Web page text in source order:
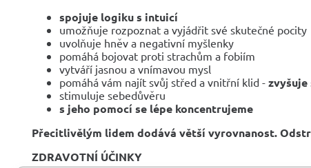
spojuje logiku s intuicí
umožňuje rozpoznat a vyjádřit své skutečné pocity
uvolňuje hněv a negativní myšlenky
pomáhá bojovat proti strachům a fobiím
vytváří jasnou a vnímavou mysl
pomáhá vám najít svůj střed a vnitřní klid - zvyšuje
stimuluje sebedůvěru
s jeho pomocí se lépe koncentrujeme
Přecitlivělým lidem dodává větší vyrovnanost.
ZDRAVOTNÍ ÚČINKY